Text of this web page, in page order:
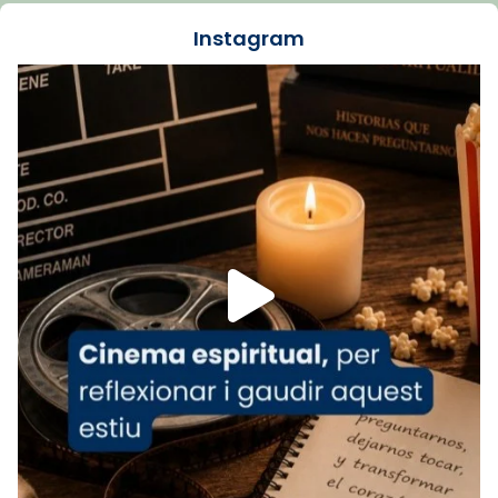
Recupera l'entrevista comp
Vatican
tican News 👇
www.vaticannews.va/es/iglesia/news/2026-
07/carmina-historia-depresion-papa-viaje-
espana-testimoni...
Foto
View on Facebook · Share
Arquebisbat de Barcelona
2 weeks ago
«Avui les santes Juliana i Semproniana ens
ajuden a alçar la mirada»
Mons. Sergi Gordo, bisbe de Tortosa, ha
Instagram